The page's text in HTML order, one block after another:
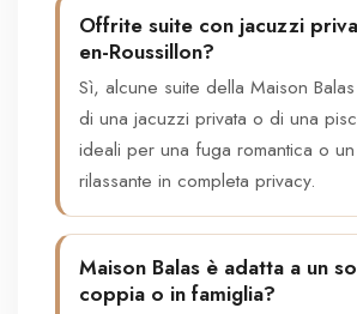
Offrite suite con jacuzzi
en-Roussillon?
Sì, alcune suite della Maison
di una jacuzzi privata o di una
ideali per una fuga romantica o
rilassante in completa privacy.
Maison Balas è adatta a un
coppia o in famiglia?